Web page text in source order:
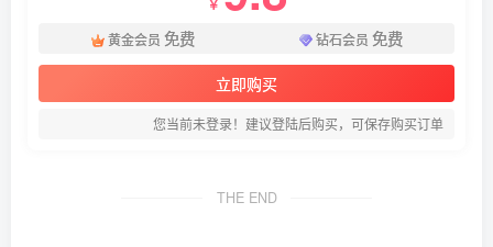
￥
黄金会员 免费 钻石会员 免费
立即购买
您当前未登录！建议登陆后购买，可保存购买订单
THE END